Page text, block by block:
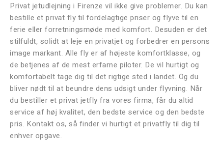
Privat jetudlejning i Firenze vil ikke give problemer. Du kan
bestille et privat fly til fordelagtige priser og flyve til en
ferie eller forretningsmøde med komfort. Desuden er det
stilfuldt, solidt at leje en privatjet og forbedrer en persons
image markant. Alle fly er af højeste komfortklasse, og
de betjenes af de mest erfarne piloter. De vil hurtigt og
komfortabelt tage dig til det rigtige sted i landet. Og du
bliver nødt til at beundre dens udsigt under flyvning. Når
du bestiller et privat jetfly fra vores firma, får du altid
service af høj kvalitet, den bedste service og den bedste
pris. Kontakt os, så finder vi hurtigt et privatfly til dig til
enhver opgave.